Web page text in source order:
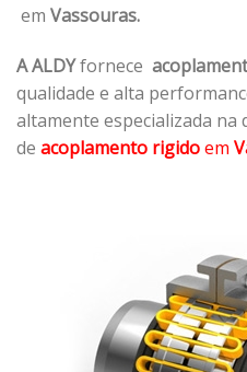
em Vassouras.
A ALDYfornece
qualidade e alta
altamente especializada na
de acoplamento rigidoem